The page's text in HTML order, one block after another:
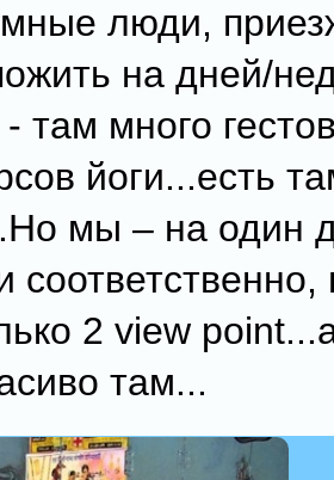
люди,
на дней/
- там много
йоги...есть
мы – на один
соответственно,
2 view
там...